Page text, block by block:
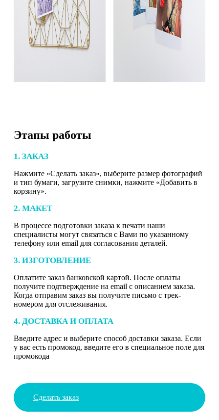
Этапы работы
1. ЗАКАЗ
Нажмите «Сделать заказ», выберите размер фотографий
и тип бумаги, загрузите снимки, нажмите «Добавить в
корзину».
2. МАКЕТ
В процессе подготовки заказа к печати наши
специалисты могут связаться с Вами по указанному
телефону или email для согласования деталей.
3. ИЗГОТОВЛЕНИЕ
Оплатите заказ банковской картой. После оплаты
получите подтверждение на email с описанием заказа.
Когда отправим заказ вы получите письмо с трек-
номером для отслеживания.
4. ДОСТАВКА И ОПЛАТА
Введите адрес и выберите способ доставки заказа. Если
у вас есть промокод, введите его в специальное поле для
промокода
Сделать заказ